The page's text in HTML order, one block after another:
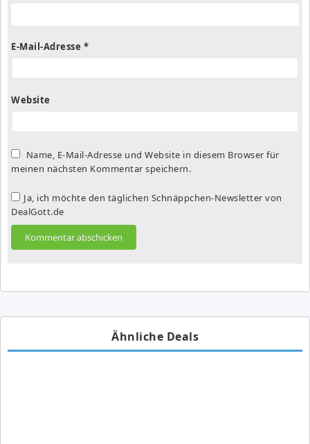
E-Mail-Adresse *
Website
Name, E-Mail-Adresse und Website in diesem Browser für
meinen nächsten Kommentar speichern.
Ja, ich möchte den täglichen Schnäppchen-Newsletter von
DealGott.de
Ähnliche Deals